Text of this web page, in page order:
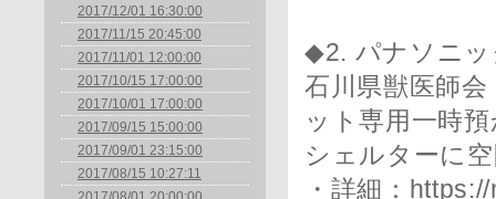
2017/12/01 16:30:00
2017/11/15 20:45:00
2017/11/01 12:00:00
2017/10/15 17:00:00
2017/10/01 17:00:00
2017/09/15 15:00:00
2017/09/01 23:15:00
2017/08/15 10:27:11
◆2. パナソニッ
石川県獣医師
ット専用一時
シェルターに
・詳細：